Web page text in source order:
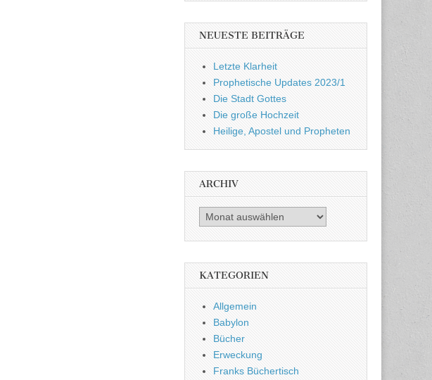
NEUESTE BEITRÄGE
Letzte Klarheit
Prophetische Updates 2023/1
Die Stadt Gottes
Die große Hochzeit
Heilige, Apostel und Propheten
ARCHIV
Archiv
KATEGORIEN
Allgemein
Babylon
Bücher
Erweckung
Franks Büchertisch